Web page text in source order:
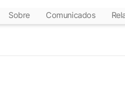
Sobre Comunicados